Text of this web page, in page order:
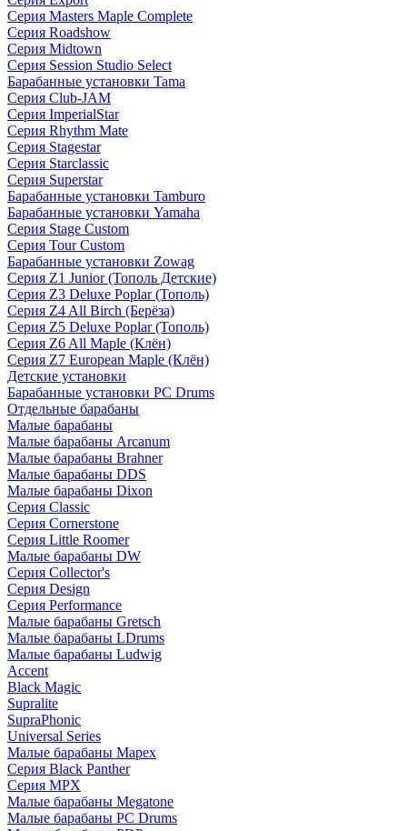
Серия Masters Maple Complete
Серия Roadshow
Серия Midtown
Серия Session Studio Select
Барабанные установки Tama
Серия Club-JAM
Серия ImperialStar
Серия Rhythm Mate
Серия Stagestar
Серия Starclassic
Серия Superstar
Барабанные установки Tamburo
Барабанные установки Yamaha
Серия Stage Custom
Серия Tour Custom
Барабанные установки Zowag
Серия Z1 Junior (Тополь Детские)
Серия Z3 Deluxe Poplar (Тополь)
Серия Z4 All Birch (Берёза)
Серия Z5 Deluxe Poplar (Тополь)
Серия Z6 All Maple (Клён)
Серия Z7 European Maple (Клён)
Детские установки
Барабанные установки PC Drums
Отдельные барабаны
Малые барабаны
Малые барабаны Arcanum
Малые барабаны Brahner
Малые барабаны DDS
Малые барабаны Dixon
Серия Classic
Серия Cornerstone
Серия Little Roomer
Малые барабаны DW
Серия Collector's
Серия Design
Серия Performance
Малые барабаны Gretsch
Малые барабаны LDrums
Малые барабаны Ludwig
Accent
Black Magic
Supralite
SupraPhonic
Universal Series
Малые барабаны Mapex
Серия Black Panther
Серия MPX
Малые барабаны Megatone
Малые барабаны PC Drums